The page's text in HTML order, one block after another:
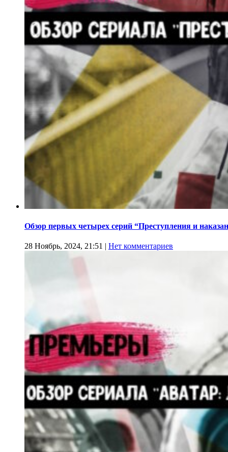
Обзор первых четырех серий “Преступления и
28 Ноябрь, 2024, 21:51 | Нет комментариев